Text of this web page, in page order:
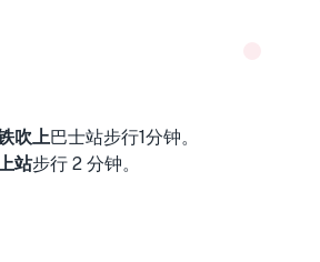
吹上巴士站步行1分钟。
站步行 2 分钟。